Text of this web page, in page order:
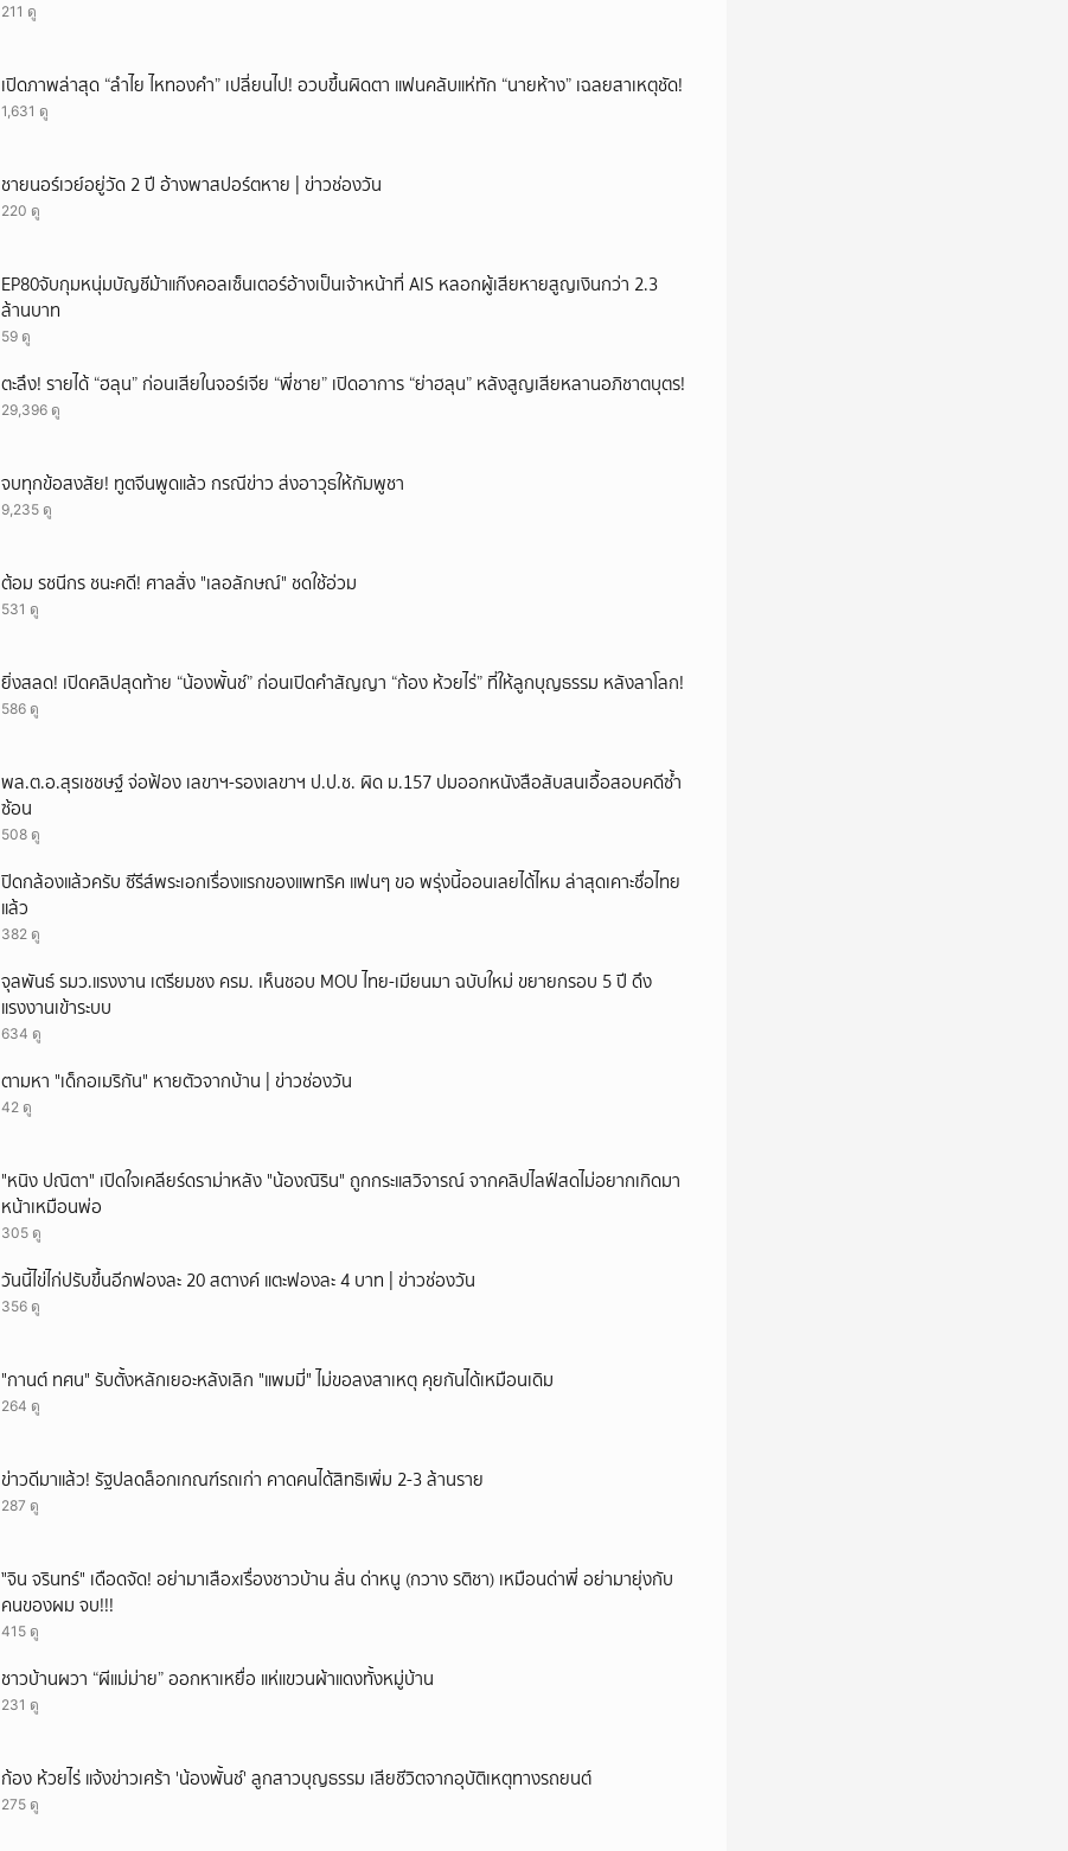
211 ดู
เปิดภาพล่าสุด “ลำไย ไหทองคำ” เปลี่ยนไป! อวบขึ้นผิดตา แฟนคลับแห่ทัก “นายห้าง” เฉลยสาเหตุชัด!
1,631 ดู
ชายนอร์เวย์อยู่วัด 2 ปี อ้างพาสปอร์ตหาย | ข่าวช่องวัน
220 ดู
EP80จับกุมหนุ่มบัญชีม้าแก๊งคอลเซ็นเตอร์อ้างเป็นเจ้าหน้าที่ AIS หลอกผู้เสียหายสูญเงินกว่า 2.3
ล้านบาท
59 ดู
ตะลึง! รายได้ “ฮลุน” ก่อนเสียในจอร์เจีย “พี่ชาย” เปิดอาการ “ย่าฮลุน” หลังสูญเสียหลานอภิชาตบุตร!
29,396 ดู
จบทุกข้อสงสัย! ทูตจีนพูดแล้ว กรณีข่าว ส่งอาวุธให้กัมพูชา
9,235 ดู
ต้อม รชนีกร ชนะคดี! ศาลสั่ง "เลอลักษณ์" ชดใช้อ่วม
531 ดู
ยิ่งสลด! เปิดคลิปสุดท้าย “น้องพั้นช์” ก่อนเปิดคำสัญญา “ก้อง ห้วยไร่” ที่ให้ลูกบุญธรรม หลังลาโลก!
586 ดู
พล.ต.อ.สุรเชชษฐ์ จ่อฟ้อง เลขาฯ-รองเลขาฯ ป.ป.ช. ผิด ม.157 ปมออกหนังสือสับสนเอื้อสอบคดีซ้ำ
ซ้อน
508 ดู
ปิดกล้องแล้วครับ ซีรีส์พระเอกเรื่องแรกของแพทริค แฟนๆ ขอ พรุ่งนี้ออนเลยได้ไหม ล่าสุดเคาะชื่อไทย
แล้ว
382 ดู
จุลพันธ์ รมว.แรงงาน เตรียมชง ครม. เห็นชอบ MOU ไทย-เมียนมา ฉบับใหม่ ขยายกรอบ 5 ปี ดึง
แรงงานเข้าระบบ
634 ดู
ตามหา "เด็กอเมริกัน" หายตัวจากบ้าน | ข่าวช่องวัน
42 ดู
"หนิง ปณิตา" เปิดใจเคลียร์ดราม่าหลัง "น้องณิริน" ถูกกระแสวิจารณ์ จากคลิปไลฟ์สดไม่อยากเกิดมา
หน้าเหมือนพ่อ
305 ดู
วันนี้ไข่ไก่ปรับขึ้นอีกฟองละ 20 สตางค์ แตะฟองละ 4 บาท | ข่าวช่องวัน
356 ดู
"กานต์ ทศน" รับตั้งหลักเยอะหลังเลิก "แพมมี่" ไม่ขอลงสาเหตุ คุยกันได้เหมือนเดิม
264 ดู
ข่าวดีมาแล้ว! รัฐปลดล็อกเกณฑ์รถเก่า คาดคนได้สิทธิเพิ่ม 2-3 ล้านราย
287 ดู
ั่"จิน จรินทร์" เดือดจัด! อย่ามาเสือxเรื่องชาวบ้าน ลั่น ด่าหนู (กวาง รติชา) เหมือนด่าพี่ อย่ามายุ่งกับ
คนของผม จบ!!!
415 ดู
ชาวบ้านผวา “ผีแม่ม่าย” ออกหาเหยื่อ แห่แขวนผ้าแดงทั้งหมู่บ้าน
231 ดู
ก้อง ห้วยไร่ แจ้งข่าวเศร้า 'น้องพั้นช์' ลูกสาวบุญธรรม เสียชีวิตจากอุบัติเหตุทางรถยนต์
275 ดู
ยกเลิก